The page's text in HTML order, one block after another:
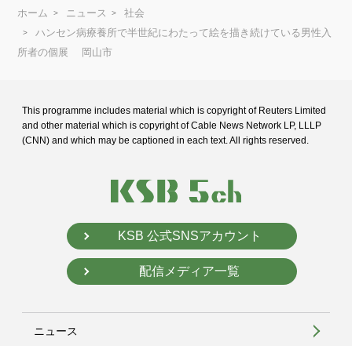
ホーム ニュース
社会
ハンセン病療養所で半世紀にわたって絵を描き続けている男性入
所者の個展 岡山市
This programme includes material which is copyright of Reuters Limited
and other material which is copyright of Cable News Network LP, LLLP
(CNN) and which may be captioned in each text. All rights reserved.
KSB 公式SNSアカウント
配信メディア一覧
ニュース